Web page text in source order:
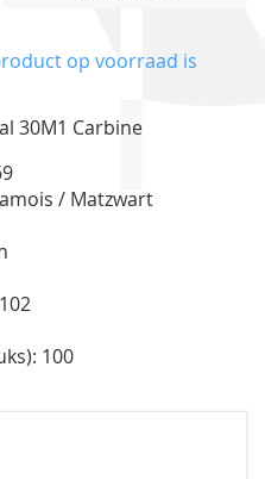
op voorraad is
30M1 Carbine
/ Matzwart
100